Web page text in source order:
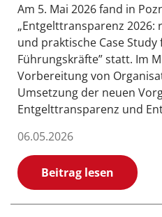
Am 5. Mai 2026 fand in
„Entgelttransparenz 2026:
und praktische Case Study
Führungskräfte” statt. Im
Vorbereitung von
Umsetzung der neuen
Entgelttransparenz und
06.05.2026
Beitrag lesen